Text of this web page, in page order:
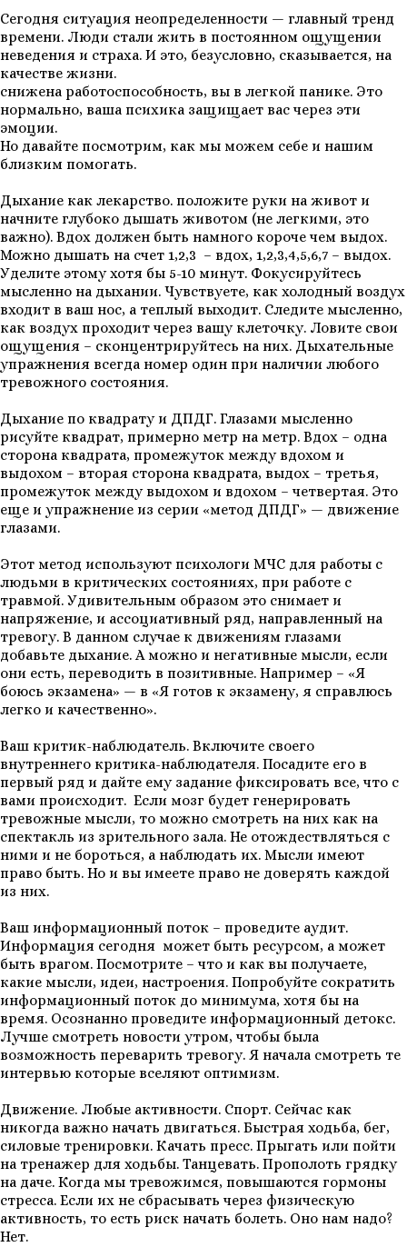
Сегодня ситуация неопределенности — главный тренд
времени. Люди стали жить в постоянном ощущении
неведения и страха. И это, безусловно, сказывается, на
качестве жизни.
снижена работоспособность, вы в легкой панике. Это
нормально, ваша психика защищает вас через эти
эмоции.
Но давайте посмотрим, как мы можем себе и нашим
близким помогать.
Дыхание как лекарство. положите руки на живот и
начните глубоко дышать животом (не легкими, это
важно). Вдох должен быть намного короче чем выдох.
Можно дышать на счет 1,2,3 – вдох, 1,2,3,4,5,6,7 – выдох.
Уделите этому хотя бы 5-10 минут. Фокусируйтесь
мысленно на дыхании. Чувствуете, как холодный воздух
входит в ваш нос, а теплый выходит. Следите мысленно,
как воздух проходит через вашу клеточку. Ловите свои
ощущения – сконцентрируйтесь на них. Дыхательные
упражнения всегда номер один при наличии любого
тревожного состояния.
Дыхание по квадрату и ДПДГ. Глазами мысленно
рисуйте квадрат, примерно метр на метр. Вдох – одна
сторона квадрата, промежуток между вдохом и
выдохом – вторая сторона квадрата, выдох – третья,
промежуток между выдохом и вдохом – четвертая. Это
еще и упражнение из серии «метод ДПДГ» — движение
глазами.
Этот метод используют психологи МЧС для работы с
людьми в критических состояниях, при работе с
травмой. Удивительным образом это снимает и
напряжение, и ассоциативный ряд, направленный на
тревогу. В данном случае к движениям глазами
добавьте дыхание. А можно и негативные мысли, если
они есть, переводить в позитивные. Например – «Я
боюсь экзамена» — в «Я готов к экзамену, я справлюсь
легко и качественно».
Ваш критик-наблюдатель. Включите своего
внутреннего критика-наблюдателя. Посадите его в
первый ряд и дайте ему задание фиксировать все, что с
вами происходит. Если мозг будет генерировать
тревожные мысли, то можно смотреть на них как на
спектакль из зрительного зала. Не отождествляться с
ними и не бороться, а наблюдать их. Мысли имеют
право быть. Но и вы имеете право не доверять каждой
из них.
Ваш информационный поток – проведите аудит.
Информация сегодня может быть ресурсом, а может
быть врагом. Посмотрите – что и как вы получаете,
какие мысли, идеи, настроения. Попробуйте сократить
информационный поток до минимума, хотя бы на
время. Осознанно проведите информационный детокс.
Лучше смотреть новости утром, чтобы была
возможность переварить тревогу. Я начала смотреть те
интервью которые вселяют оптимизм.
Движение. Любые активности. Спорт. Сейчас как
никогда важно начать двигаться. Быстрая ходьба, бег,
силовые тренировки. Качать пресс. Прыгать или пойти
на тренажер для ходьбы. Танцевать. Прополоть грядку
на даче. Когда мы тревожимся, повышаются гормоны
стресса. Если их не сбрасывать через физическую
активность, то есть риск начать болеть. Оно нам надо?
Нет.